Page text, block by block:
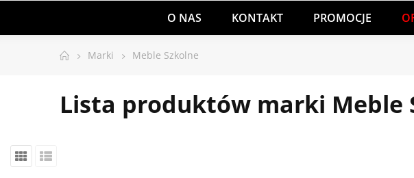
O NAS KONTAKT PROMOCJE
Marki Meble Szkolne
Lista produktów marki Meble